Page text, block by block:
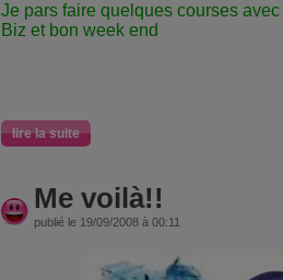
Je pars faire quelques courses
Biz et bon week end
lire la suite
Me voilà!!
publié le 19/09/2008 à 00:11